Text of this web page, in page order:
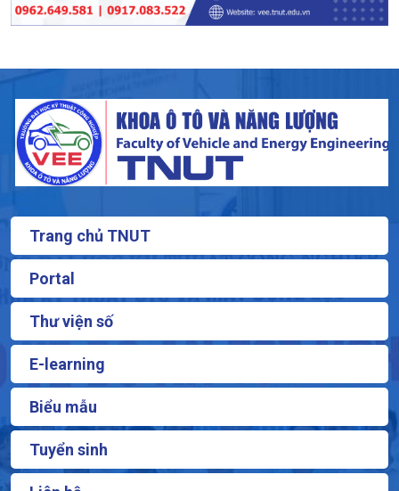
Trang chủ TNUT
Portal
Thư viện số
E-learning
Biểu mẫu
Tuyển sinh